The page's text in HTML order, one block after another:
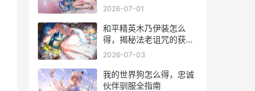
2026-07-01
和平精英木乃伊装怎么
得，揭秘法老诅咒的获取
之路
2026-07-03
我的世界狗怎么得，忠诚
伙伴驯服全指南